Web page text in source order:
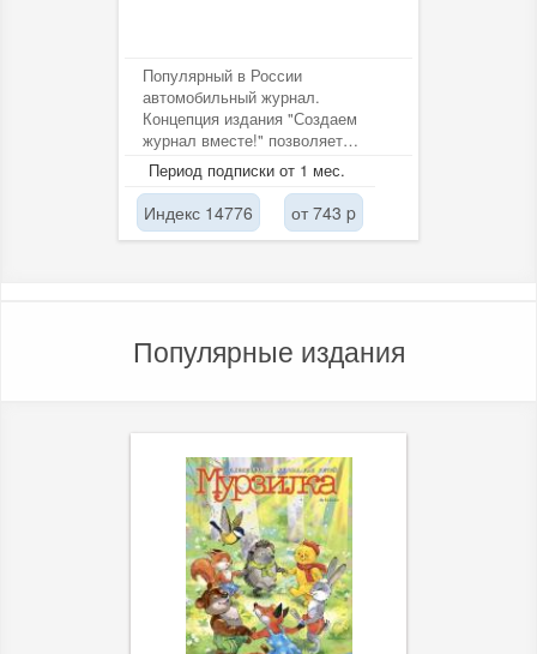
Популярный в России
автомобильный журнал.
Концепция издания "Создаем
журнал вместе!" позволяет
знакомить аудиторию не только с
мнением...
Период подписки от 1 мес.
Индекс 14776 от 743 p
Популярные издания